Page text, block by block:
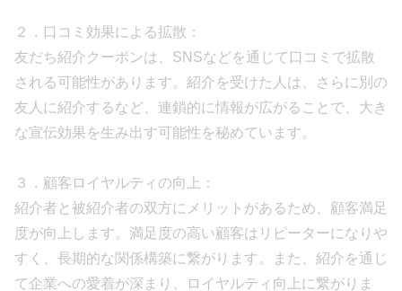
２．口コミ効果による拡散：
友だち紹介クーポンは、SNSなどを通じて口コミで拡散
される可能性があります。紹介を受けた人は、さらに別の
友人に紹介するなど、連鎖的に情報が広がることで、大き
な宣伝効果を生み出す可能性を秘めています。
３．顧客ロイヤルティの向上：
紹介者と被紹介者の双方にメリットがあるため、顧客満足
度が向上します。満足度の高い顧客はリピーターになりや
すく、長期的な関係構築に繋がります。また、紹介を通じ
て企業への愛着が深まり、ロイヤルティ向上に繋がりま